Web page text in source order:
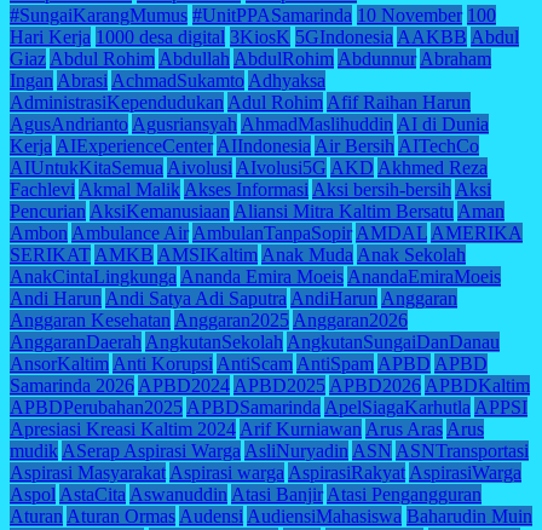
#SungaiKarangMumus #UnitPPASamarinda 10 November 100
Hari Kerja 1000 desa digital 3KiosK 5GIndonesia AAKBB Abdul
Giaz Abdul Rohim Abdullah AbdulRohim Abdunnur Abraham
Ingan Abrasi AchmadSukamto Adhyaksa
AdministrasiKependudukan Adul Rohim Afif Raihan Harun
AgusAndrianto Agusriansyah AhmadMaslihuddin AI di Dunia
Kerja AIExperienceCenter AIIndonesia Air Bersih AITechCo
AIUntukKitaSemua Aivolusi AIvolusi5G AKD Akhmed Reza
Fachlevi Akmal Malik Akses Informasi Aksi bersih-bersih Aksi
Pencurian AksiKemanusiaan Aliansi Mitra Kaltim Bersatu Aman
Ambon Ambulance Air AmbulanTanpaSopir AMDAL AMERIKA
SERIKAT AMKB AMSIKaltim Anak Muda Anak Sekolah
AnakCintaLingkunga Ananda Emira Moeis AnandaEmiraMoeis
Andi Harun Andi Satya Adi Saputra AndiHarun Anggaran
Anggaran Kesehatan Anggaran2025 Anggaran2026
AnggaranDaerah AngkutanSekolah AngkutanSungaiDanDanau
AnsorKaltim Anti Korupsi AntiScam AntiSpam APBD APBD
Samarinda 2026 APBD2024 APBD2025 APBD2026 APBDKaltim
APBDPerubahan2025 APBDSamarinda ApelSiagaKarhutla APPSI
Apresiasi Kreasi Kaltim 2024 Arif Kurniawan Arus Aras Arus
mudik ASerap Aspirasi Warga AsliNuryadin ASN ASNTransportasi
Aspirasi Masyarakat Aspirasi warga AspirasiRakyat AspirasiWarga
Aspol AstaCita Aswanuddin Atasi Banjir Atasi Pengangguran
Aturan Aturan Ormas Audensi AudiensiMahasiswa Baharudin Muin